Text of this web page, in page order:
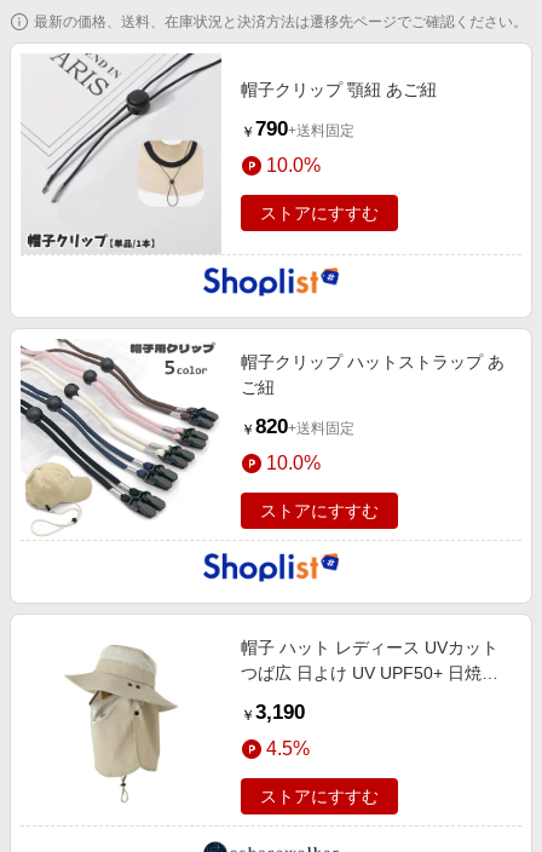
インテリア・寝具
ペット・花・DIY・車
旅行・レジャー・ホテル予約
生活・お役立ち
金融・マネー・保険
デジタルコンテンツ
ビジネス・その他サービス
旅行特集
お中元特集2026
わくわく夏特集
とことん買い物チャレンジ
Apple公式サイト×楽天カード分割払い
最新の価格、送料、在庫状況と決済方法は遷移先ページでご確認ください。
帽子クリップ 顎紐 あご紐
￥ 790+送料固定
10.0%
ストアにすすむ
帽子クリップ ハットストラップ あ
ご紐
￥ 820+送料固定
10.0%
ストアにすすむ
帽子 ハット レディース UVカット
つば広 日よけ UV UPF50+ 日焼け
通気性 メッシュ ネックカバー ネッ
クガード フェイスカバー フェイス
ガード 4way 取り外し可能 小顔効
果 紫外線カットサンシェードメッ
シュハット -
￥ 3,190
4.5%
ストアにすすむ